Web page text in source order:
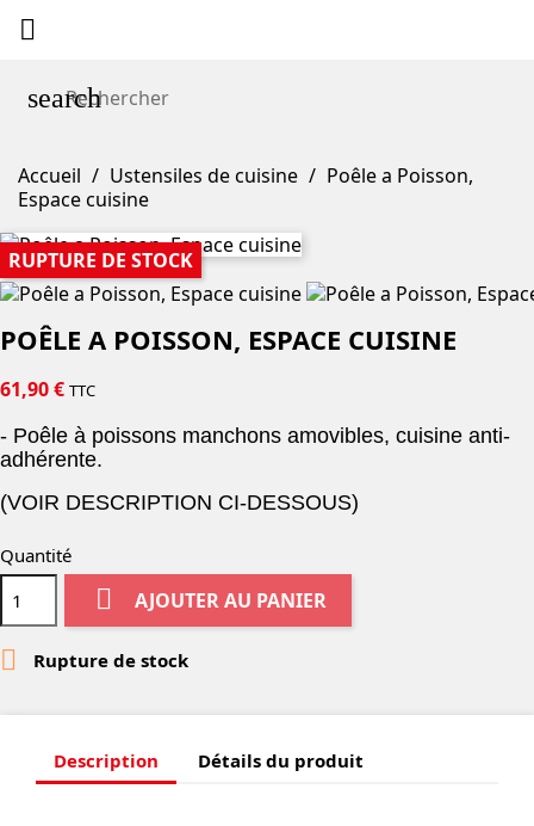

search
Accueil Ustensiles de cuisine
Poêle a Poisson,
Espace cuisine
RUPTURE DE STOCK
POÊLE A POISSON, ESPACE CUISINE
61,90 € TTC
- Poêle à poissons manchons amovibles, cuisine anti-
adhérente.
(VOIR DESCRIPTION CI-DESSOUS)
Quantité
 AJOUTER AU PANIER
 Rupture de stock
Description Détails du produit